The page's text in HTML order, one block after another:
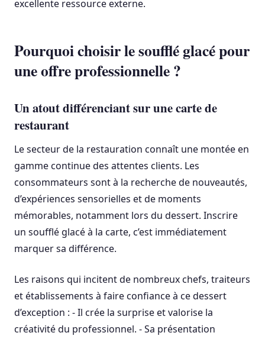
excellente ressource externe.
Pourquoi choisir le soufflé glacé pour
une offre professionnelle ?
Un atout différenciant sur une carte de
restaurant
Le secteur de la restauration connaît une montée en
gamme continue des attentes clients. Les
consommateurs sont à la recherche de nouveautés,
d’expériences sensorielles et de moments
mémorables, notamment lors du dessert. Inscrire
un soufflé glacé à la carte, c’est immédiatement
marquer sa différence.
Les raisons qui incitent de nombreux chefs, traiteurs
et établissements à faire confiance à ce dessert
d’exception : - Il crée la surprise et valorise la
créativité du professionnel. - Sa présentation